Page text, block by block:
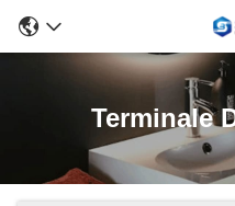
Terminale